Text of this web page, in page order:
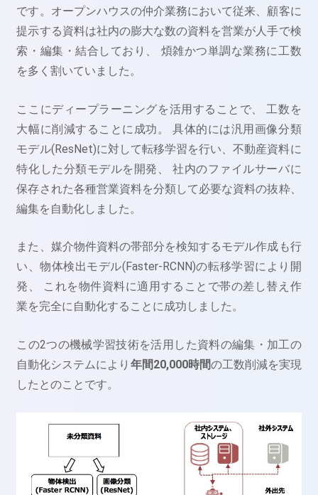
です。オープンハウスの仲介業務において従来、顧客に
提示する資料は社内の膨大な数の資料を営業が人手で検
索・編集・結合しており、 煩雑かつ単調な業務に工数
を多く割いていました。
ここにディープラーニングを活用することで、 工数を
大幅に削減することに成功。 具体的には汎用画像分類
モデル(ResNet)に対して転移学習を行い、不動産資料に
特化した分類モデルを開発、 社内のファイルサーバに
保存された各種営業資料を分類して必要な資料の抜粋、
編集を自動化しました。
また、媒介物件資料の帯部分を検知するモデル作成も行
い、物体検出モデル(Faster-RCNN)の転移学習により開
発、 これを物件資料に適用することで帯の差し替え作
業を完全に自動化することに成功しました。
この2つの機械学習技術を活用した資料の編集・加工の
自動化システムにより 年間20,000時間の工数削減を実現
したとのことです。